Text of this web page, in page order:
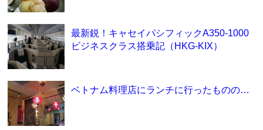
最新鋭！キャセイパシフィックA350-1000
ビジネスクラス搭乗記（HKG-KIX）
ベトナム料理店にランチに行ったものの…